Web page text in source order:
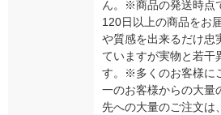
ん。※商品の発送時点
120日以上の商品をお
や質感を出来るだけ忠
ていますが実物と若干
す。※多くのお客様に
一のお客様からの大量
先への大量のご注文は